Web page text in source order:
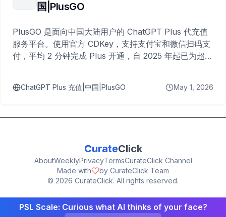
国|PlusGO
PlusGO 是面向中国大陆用户的 ChatGPT Plus 代充值
服务平台。使用官方 CDKey，支持支付宝和微信扫码支
付，平均 2 分钟完成 Plus 开通，自 2025 年起已为超过
ChatGPT Plus 充值|中国|PlusGO May 1, 2026
CurateClick
AboutWeeklyPrivacyTermsCurateClick Channel
Made with
by CurateClick Team
© 2026 CurateClick. All rights reserved.
PSL Scale: Curious what AI thinks of your face?